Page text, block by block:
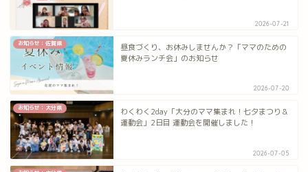
2026-07-21
お知らせ：佐賀県
昼食づくり、お休みしませんか？「ママのための
夏休みランチ会」のお知らせ
2026-07-20
お知らせ：大分県
わくわく2day「大分のママ集まれ！七夕まつり＆
運動会」2日目 運動会を開催しました！
2026-07-05